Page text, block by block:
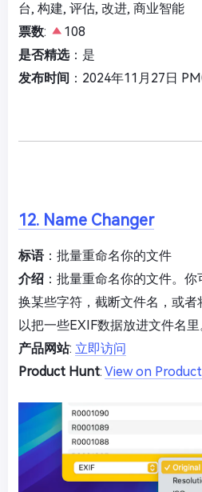
台, 构建, 评估, 改进, 商业智能
票数:
108
是否精选：是
发布时间 ：2024年11月27日
12. Name Changer
标语：批量重命名你的文件
介绍 ：批量重命名你的文件。
换某些字符，截断文件名，或
以把一些EXIF数据放进文件名里
产品网站: 立即访问
Product Hunt: View on